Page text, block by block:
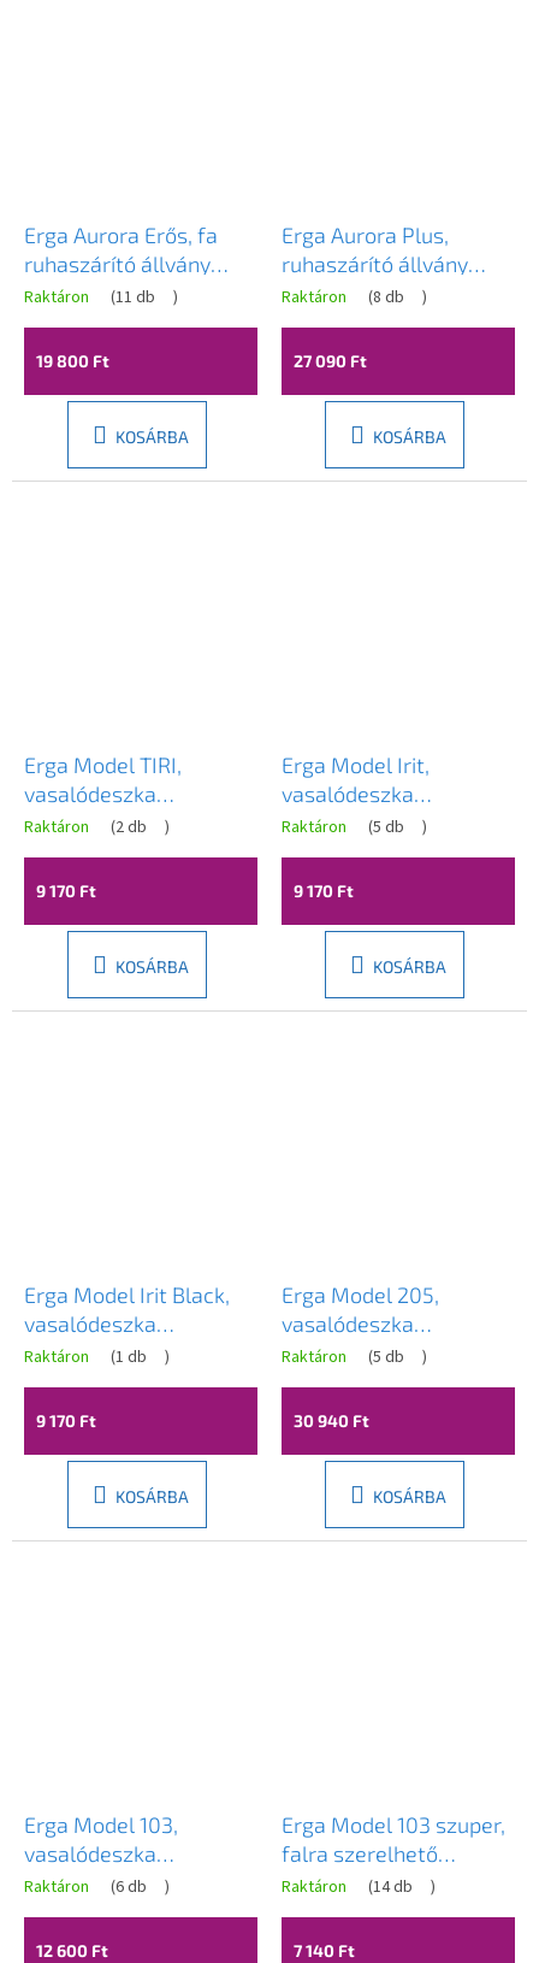
Erga Aurora Erős, fa
ruhaszárító állvány
97,5x69,5x90 cm, álló,
barna-fekete, ERG-
SEP-1002SEPSULUNA
Raktáron (11 db )
19 800 Ft
KOSÁRBA
Erga Aurora Plus,
ruhaszárító állvány
69x49,5x97 cm, álló,
barna-fekete, ERG-
SEP-1265SUAURPLUD
Raktáron (8 db )
27 090 Ft
KOSÁRBA
Erga Model TIRI,
vasalódeszka
120x30x80 cm, MIX-
ezüst, ERG-SEP-
10PRASOTIRI11
Raktáron (2 db )
9 170 Ft
KOSÁRBA
Erga Model Irit,
vasalódeszka
100x30x80 cm, ezüst-
többszínű, ERG-SEP-
10DESDOPRIRIT
Raktáron (5 db )
9 170 Ft
KOSÁRBA
Erga Model Irit Black,
vasalódeszka
120x30x80 cm, fekete-
többszínű, ERG-SEP-
10DESIRITBLA
Raktáron (1 db )
9 170 Ft
KOSÁRBA
Erga Model 205,
vasalódeszka
145x38x95 cm, tarka-
ezüst, ERG-SEP-
10DESPRREK205
Raktáron (5 db )
30 940 Ft
KOSÁRBA
Erga Model 103,
vasalódeszka
125x33,5x87 cm, ezüst-
kék minta, ERG-SEP-
10DESPRMOD103
Raktáron (6 db )
12 600 Ft
Erga Model 103 szuper,
falra szerelhető
összecsukható
ruhaszárító 60,5x9x15
cm, fehér, ERG-SEP-
Raktáron (14 db )
7 140 Ft